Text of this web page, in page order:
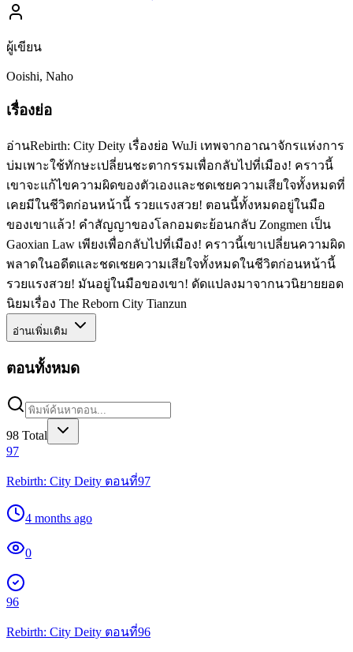
ผู้เขียน
Ooishi, Naho
เรื่องย่อ
อ่านRebirth: City Deity เรื่องย่อ WuJi เทพจากอาณาจักรแห่งการ
บ่มเพาะใช้ทักษะเปลี่ยนชะตากรรมเพื่อกลับไปที่เมือง! คราวนี้
เขาจะแก้ไขความผิดของตัวเองและชดเชยความเสียใจทั้งหมดที่
เคยมีในชีวิตก่อนหน้านี้ รวยแรงสวย! ตอนนี้ทั้งหมดอยู่ในมือ
ของเขาแล้ว! คำสัญญาของโลกอมตะย้อนกลับ Zongmen เป็น
Gaoxian Law เพียงเพื่อกลับไปที่เมือง! คราวนี้เขาเปลี่ยนความผิด
พลาดในอดีตและชดเชยความเสียใจทั้งหมดในชีวิตก่อนหน้านี้
รวยแรงสวย! มันอยู่ในมือของเขา! ดัดแปลงมาจากนวนิยายยอด
นิยมเรื่อง The Reborn City Tianzun
อ่านเพิ่มเติม
ตอนทั้งหมด
98 Total
97
Rebirth: City Deity ตอนที่97
4 months ago
0
96
Rebirth: City Deity ตอนที่96